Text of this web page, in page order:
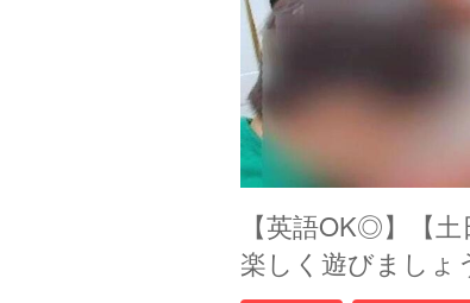
【英語OK◎】【
楽しく遊びましょ